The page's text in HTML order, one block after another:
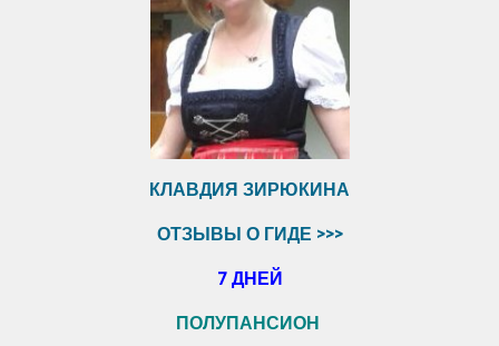
КЛАВДИЯ ЗИРЮКИНА
ОТЗЫВЫ О ГИДЕ >>>
7 ДНЕЙ
ПОЛУПАНСИОН